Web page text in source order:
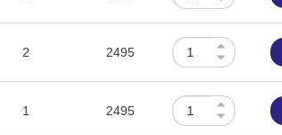
2 2495
1 2495